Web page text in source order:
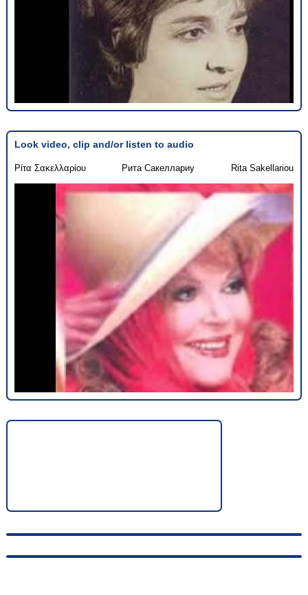
Look video, clip and/or listen to audio
Ρίτα Σακελλαρίου Рита Сакеллариу Rita Sakellariou